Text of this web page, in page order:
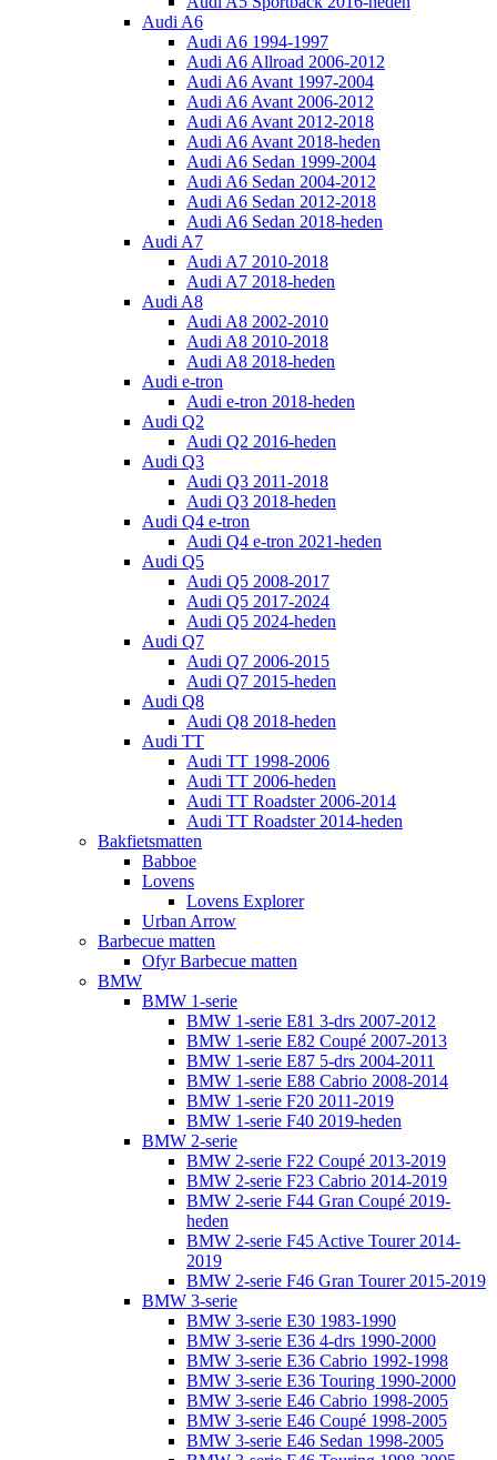
Audi A6
Audi A6 1994-1997
Audi A6 Allroad 2006-2012
Audi A6 Avant 1997-2004
Audi A6 Avant 2006-2012
Audi A6 Avant 2012-2018
Audi A6 Avant 2018-heden
Audi A6 Sedan 1999-2004
Audi A6 Sedan 2004-2012
Audi A6 Sedan 2012-2018
Audi A6 Sedan 2018-heden
Audi A7
Audi A7 2010-2018
Audi A7 2018-heden
Audi A8
Audi A8 2002-2010
Audi A8 2010-2018
Audi A8 2018-heden
Audi e-tron
Audi e-tron 2018-heden
Audi Q2
Audi Q2 2016-heden
Audi Q3
Audi Q3 2011-2018
Audi Q3 2018-heden
Audi Q4 e-tron
Audi Q4 e-tron 2021-heden
Audi Q5
Audi Q5 2008-2017
Audi Q5 2017-2024
Audi Q5 2024-heden
Audi Q7
Audi Q7 2006-2015
Audi Q7 2015-heden
Audi Q8
Audi Q8 2018-heden
Audi TT
Audi TT 1998-2006
Audi TT 2006-heden
Audi TT Roadster 2006-2014
Audi TT Roadster 2014-heden
Bakfietsmatten
Babboe
Lovens
Lovens Explorer
Urban Arrow
Barbecue matten
Ofyr Barbecue matten
BMW
BMW 1-serie
BMW 1-serie E81 3-drs 2007-2012
BMW 1-serie E82 Coupé 2007-2013
BMW 1-serie E87 5-drs 2004-2011
BMW 1-serie E88 Cabrio 2008-2014
BMW 1-serie F20 2011-2019
BMW 1-serie F40 2019-heden
BMW 2-serie
BMW 2-serie F22 Coupé 2013-2019
BMW 2-serie F23 Cabrio 2014-2019
BMW 2-serie F44 Gran Coupé 2019-
heden
BMW 2-serie F45 Active Tourer 2014-
2019
BMW 2-serie F46 Gran Tourer 2015-2019
BMW 3-serie
BMW 3-serie E30 1983-1990
BMW 3-serie E36 4-drs 1990-2000
BMW 3-serie E36 Cabrio 1992-1998
BMW 3-serie E36 Touring 1990-2000
BMW 3-serie E46 Cabrio 1998-2005
BMW 3-serie E46 Coupé 1998-2005
BMW 3-serie E46 Sedan 1998-2005